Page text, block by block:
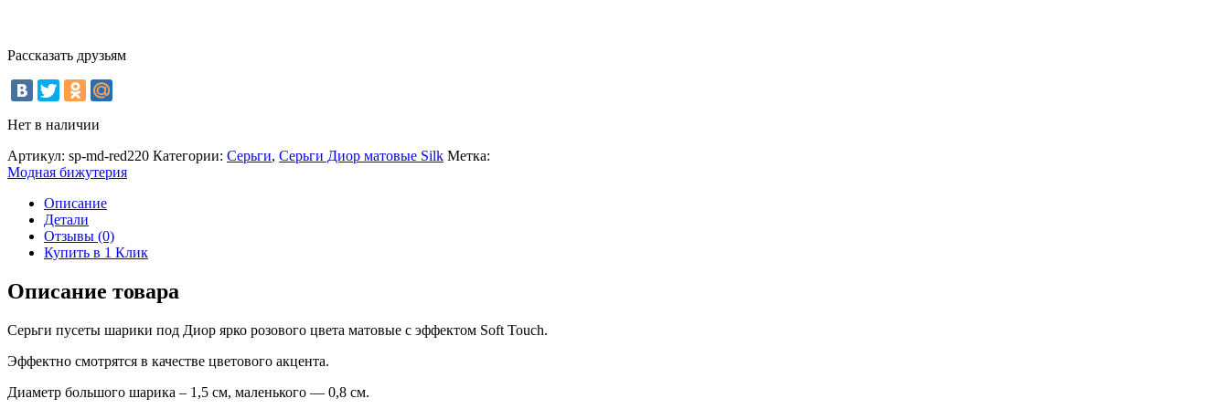
Рассказать друзьям
Нет в наличии
Артикул: sp-md-red220 Категории: Серьги, Серьги Диор матовые Silk Метка:
Модная бижутерия
Описание
Детали
Отзывы (0)
Купить в 1 Клик
Описание товара
Серьги пусеты шарики под Диор ярко розового цвета матовые с эффектом Soft Touch.
Эффектно смотрятся в качестве цветового акцента.
Диаметр большого шарика – 1,5 см, маленького — 0,8 см.